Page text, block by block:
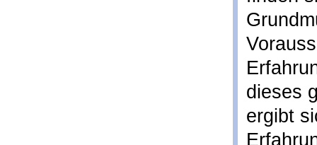
dieses
ergibt